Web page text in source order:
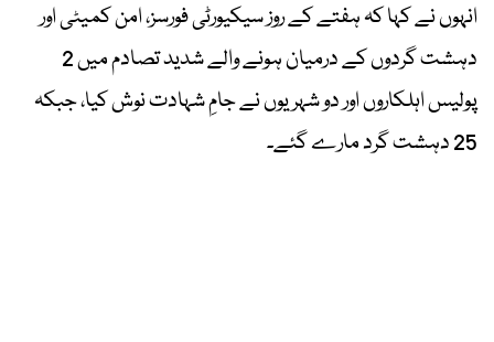
انہوں نے کہا کہ ہفتے کے روز سیکیورٹی فورسز، امن کمیٹی اور
دہشت گردوں کے درمیان ہونے والے شدید تصادم میں 2
پولیس اہلکاروں اور دو شہریوں نے جامِ شہادت نوش کیا، جبکہ
25 دہشت گرد مارے گئے۔